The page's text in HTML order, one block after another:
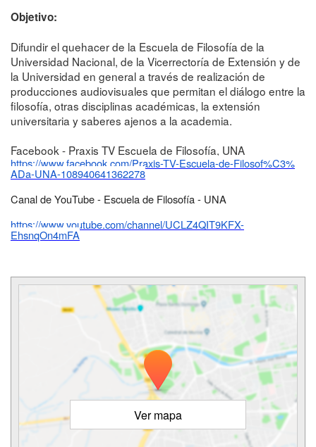
Objetivo:
Difundir el quehacer de la Escuela de Filosofía de la
Universidad Nacional, de la Vicerrectoría de Extensión y de
la Universidad en general a través de realización de
producciones audiovisuales que permitan el diálogo entre la
filosofía, otras disciplinas académicas, la extensión
universitaria ysaberes ajenos a la academia.
Facebook - Praxis TV Escuela de Filosofía, UNA
https://www.facebook.com/Praxis-TV-Escuela-de-Filosof%C3%
ADa-UNA-108940641362278
Canal de YouTube - Escuela de Filosofía - UNA
https://www.youtube.com/channel/UCLZ4QIT9KFX-
EhsnqOn4mFA
Ver mapa